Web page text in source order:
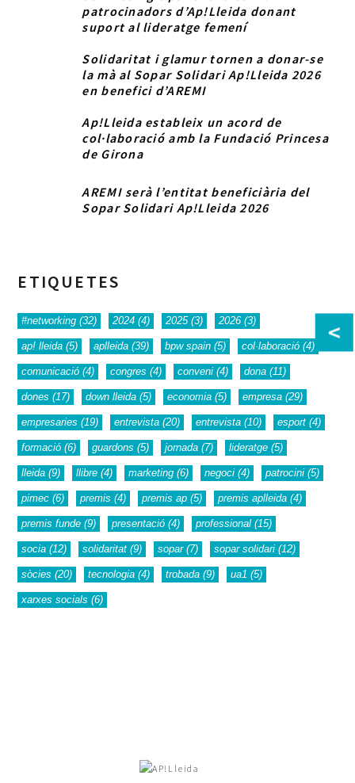
patrocinadors d’Ap!Lleida donant
suport al lideratge femení
Solidaritat i glamur tornen a donar-se
la mà al Sopar Solidari Ap!Lleida 2026
en benefici d’AREMI
Ap!Lleida estableix un acord de
col·laboració amb la Fundació Princesa
de Girona
AREMI serà l’entitat beneficiària del
Sopar Solidari Ap!Lleida 2026
ETIQUETES
#networking (32) 2024 (4) 2025(3) 2026 (3)
ap! lleida (5) aplleida (39) bpw spain (5) col·laboració (4)
comunicació (4) congres (4) conveni (4) dona (11)
dones (17) down lleida (5) economia (5) empresa (29)
empresaries (19) entrevista (20) entrevista (10) esport (4)
formació (6) guardons (5) jornada (7) lideratge (5)
lleida (9) llibre (4) marketing (6) negoci (4) patrocini (5)
pimec (6) premis (4) premis ap (5) premis aplleida (4)
premis funde (9) presentació (4) professional (15)
socia (12) solidaritat (9) sopar(7) sopar solidari (12)
sòcies (20) tecnologia (4) trobada (9) ua1 (5)
xarxes socials (6)
<